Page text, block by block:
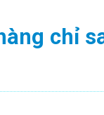
chỉ